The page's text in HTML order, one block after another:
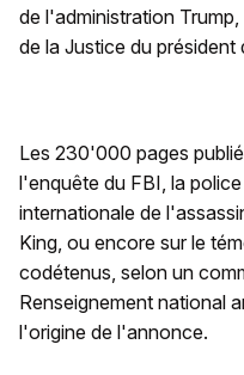
de l'administration
de la Justice du
Les 230'000 pages
l'enquête du FBI, la
internationale de
King, ou encore sur le
codétenus, selon un
Renseignement national
l'origine de l'annonce.